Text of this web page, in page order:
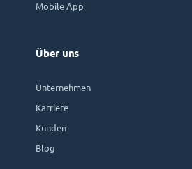
Mobile App
Über uns
Unternehmen
Karriere
Kunden
Blog